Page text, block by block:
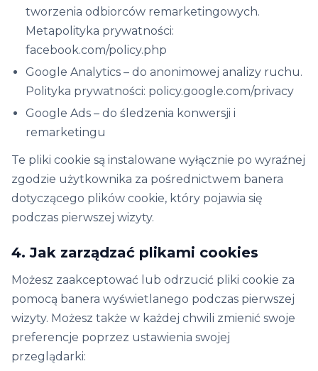
tworzenia odbiorców remarketingowych.
Metapolityka prywatności:
facebook.com/policy.php
Google Analytics – do anonimowej analizy ruchu.
Polityka prywatności: policy.google.com/privacy
Google Ads – do śledzenia konwersji i
remarketingu
Te pliki cookie są instalowane wyłącznie po wyraźnej
zgodzie użytkownika za pośrednictwem banera
dotyczącego plików cookie, który pojawia się
podczas pierwszej wizyty.
4. Jak zarządzać plikami cookies
Możesz zaakceptować lub odrzucić pliki cookie za
pomocą banera wyświetlanego podczas pierwszej
wizyty. Możesz także w każdej chwili zmienić swoje
preferencje poprzez ustawienia swojej
przeglądarki: